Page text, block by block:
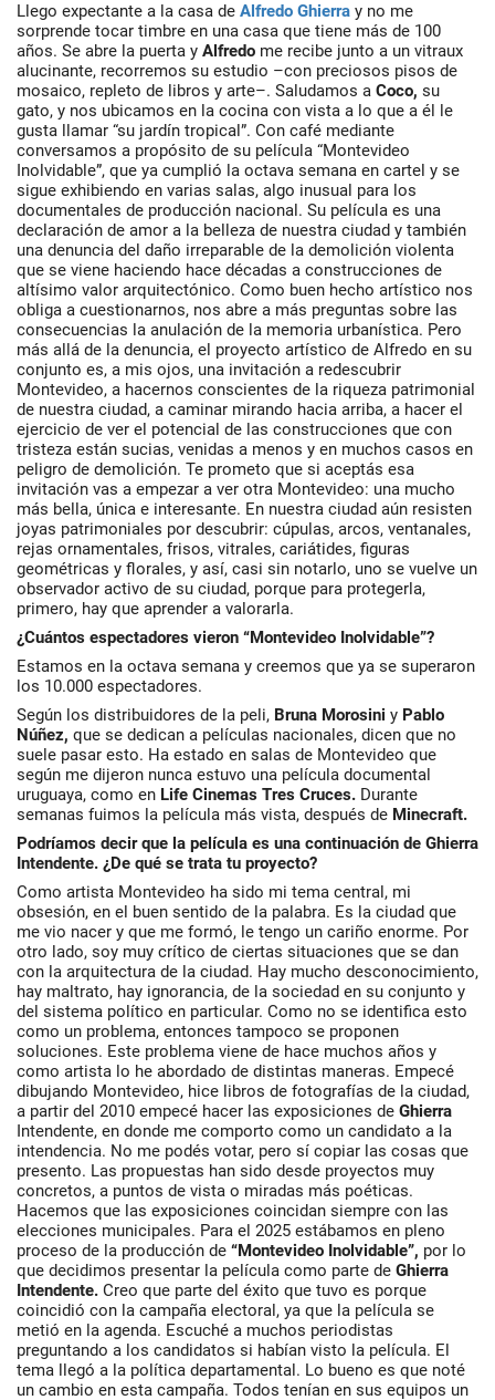
Llego expectante a la casa de Alfredo Ghierra y no me
sorprende tocar timbre en una casa que tiene más de 100
años. Se abre la puerta y Alfredo me recibe junto a un vitraux
alucinante, recorremos su estudio –con preciosos pisos de
mosaico, repleto de libros y arte–. Saludamos a Coco, su
gato, y nos ubicamos en la cocina con vista a lo que a él le
gusta llamar “su jardín tropical”. Con café mediante
conversamos a propósito de su película “Montevideo
Inolvidable”, que ya cumplió la octava semana en cartel y se
sigue exhibiendo en varias salas, algo inusual para los
documentales de producción nacional. Su película es una
declaración de amor a la belleza de nuestra ciudad y también
una denuncia del daño irreparable de la demolición violenta
que se viene haciendo hace décadas a construcciones de
altísimo valor arquitectónico. Como buen hecho artístico nos
obliga a cuestionarnos, nos abre a más preguntas sobre las
consecuencias la anulación de la memoria urbanística. Pero
más allá de la denuncia, el proyecto artístico de Alfredo en su
conjunto es, a mis ojos, una invitación a redescubrir
Montevideo, a hacernos conscientes de la riqueza patrimonial
de nuestra ciudad, a caminar mirando hacia arriba, a hacer el
ejercicio de ver el potencial de las construcciones que con
tristeza están sucias, venidas a menos y en muchos casos en
peligro de demolición. Te prometo que si aceptás esa
invitación vas a empezar a ver otra Montevideo: una mucho
más bella, única e interesante. En nuestra ciudad aún resisten
joyas patrimoniales por descubrir: cúpulas, arcos, ventanales,
rejas ornamentales, frisos, vitrales, cariátides, figuras
geométricas y florales, y así, casi sin notarlo, uno se vuelve un
observador activo de su ciudad, porque para protegerla,
primero, hay que aprender a valorarla.
¿Cuántos espectadores vieron “Montevideo Inolvidable”?
Estamos en la octava semana y creemos que ya se superaron
los 10.000 espectadores.
Según los distribuidores de la peli, Bruna Morosini y Pablo
Núñez, que se dedican a películas nacionales, dicen que no
suele pasar esto. Ha estado en salas de Montevideo que
según me dijeron nunca estuvo una película documental
uruguaya, como en Life Cinemas Tres Cruces. Durante
semanas fuimos la película más vista, después de Minecraft.
Podríamos decir que la película es una continuación de Ghierra
Intendente. ¿De qué se trata tu proyecto?
Como artista Montevideo ha sido mi tema central, mi
obsesión, en el buen sentido de la palabra. Es la ciudad que
me vio nacer y que me formó, le tengo un cariño enorme. Por
otro lado, soy muy crítico de ciertas situaciones que se dan
con la arquitectura de la ciudad. Hay mucho desconocimiento,
hay maltrato, hay ignorancia, de la sociedad en su conjunto y
del sistema político en particular. Como no se identifica esto
como un problema, entonces tampoco se proponen
soluciones. Este problema viene de hace muchos años y
como artista lo he abordado de distintas maneras. Empecé
dibujando Montevideo, hice libros de fotografías de la ciudad,
a partir del 2010 empecé hacer las exposiciones de Ghierra
Intendente, en donde me comporto como un candidato a la
intendencia. No me podés votar, pero sí copiar las cosas que
presento. Las propuestas han sido desde proyectos muy
concretos, a puntos de vista o miradas más poéticas.
Hacemos que las exposiciones coincidan siempre con las
elecciones municipales. Para el 2025 estábamos en pleno
proceso de la producción de “Montevideo Inolvidable”, por lo
que decidimos presentar la película como parte de Ghierra
Intendente. Creo que parte del éxito que tuvo es porque
coincidió con la campaña electoral, ya que la película se
metió en la agenda. Escuché a muchos periodistas
preguntando a los candidatos si habían visto la película. El
tema llegó a la política departamental. Lo bueno es que noté
un cambio en esta campaña. Todos tenían en sus equipos un